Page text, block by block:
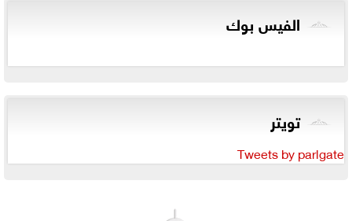
الفيس بوك
تويتر
Tweets by parlgate